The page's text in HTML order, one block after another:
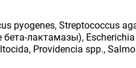
pyogenes, Streptococcus
лактамазы),
Providencia spp.,